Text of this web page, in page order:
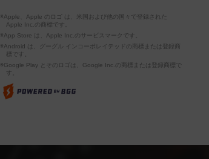
※Apple、Apple のロゴ は、米国および他の国々で登録された
Apple Inc.の商標です。
※App Store は、Apple Inc.のサービスマークです。
※Android は、グーグル インコーポレイテッドの商標または登録商
標です。
※Google Play とそのロゴは、Google Inc.の商標または登録商標で
す。